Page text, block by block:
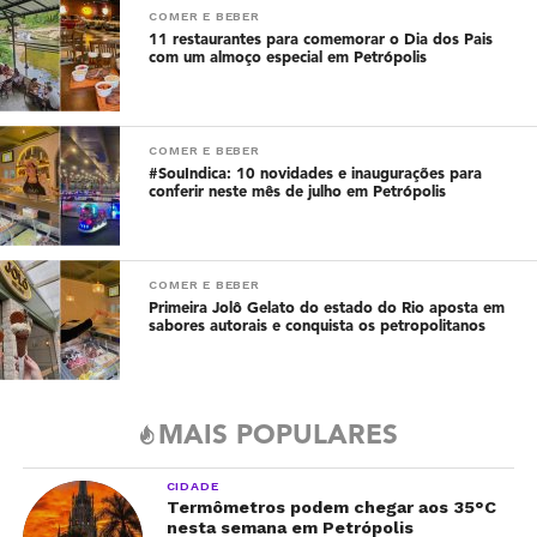
COMER E BEBER
11 restaurantes para comemorar o Dia dos Pais
com um almoço especial em Petrópolis
COMER E BEBER
#SouIndica: 10 novidades e inaugurações para
conferir neste mês de julho em Petrópolis
COMER E BEBER
Primeira Jolô Gelato do estado do Rio aposta em
sabores autorais e conquista os petropolitanos
MAIS POPULARES
CIDADE
Termômetros podem chegar aos 35°C
nesta semana em Petrópolis